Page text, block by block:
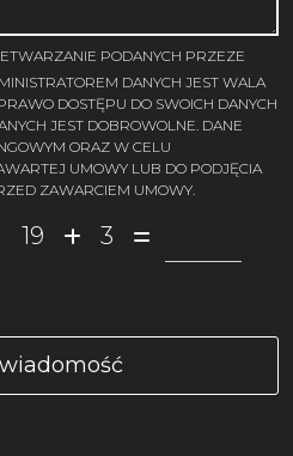
PODANYCH PRZEZE
DANYCH JEST WALA
DOSTĘPU DO SWOICH DANYCH
JEST DOBROWOLNE. DANE
ORAZ W CELU
UMOWY LUB DO PODJĘCIA
ZAWARCIEM UMOWY.
19 3